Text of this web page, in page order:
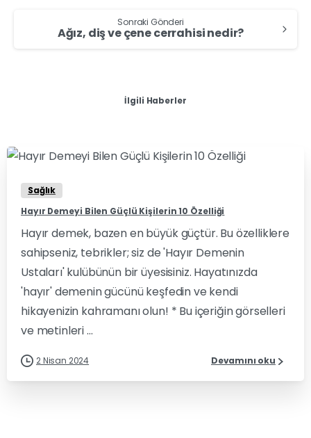
Sonraki Gönderi
Ağız, diş ve çene cerrahisi nedir?
İlgili Haberler
Sağlık
Hayır Demeyi Bilen Güçlü Kişilerin 10 Özelliği
Hayır demek, bazen en büyük güçtür. Bu özelliklere
sahipseniz, tebrikler; siz de 'Hayır Demenin
Ustaları' kulübünün bir üyesisiniz. Hayatınızda
'hayır' demenin gücünü keşfedin ve kendi
hikayenizin kahramanı olun! * Bu içeriğin görselleri
ve metinleri ...
2 Nisan 2024 Devamını oku